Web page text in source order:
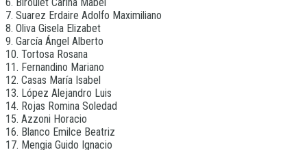
7. Suarez Erdaire Adolfo Maximiliano
8. Oliva Gisela Elizabet
9. García Ángel Alberto
10. Tortosa Rosana
11. Fernandino Mariano
12. Casas María Isabel
13. López Alejandro Luis
14. Rojas Romina Soledad
15. Azzoni Horacio
16. Blanco Emilce Beatriz
17. Mengia Guido Ignacio